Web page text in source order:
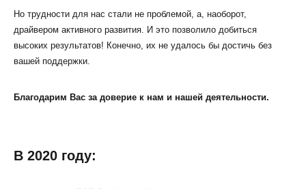
Но трудности для нас стали не проблемой, а, наоборот,
драйвером активного развития. И это позволило добиться
высоких результатов! Конечно, их не удалось бы достичь без
вашей поддержки.
Благодарим Вас за доверие к нам и нашей деятельности.
В 2020 году: